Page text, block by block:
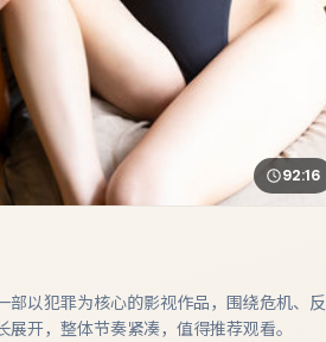
92:16
部以犯罪为核心的影视作品，围绕危机、反
展开，整体节奏紧凑，值得推荐观看。